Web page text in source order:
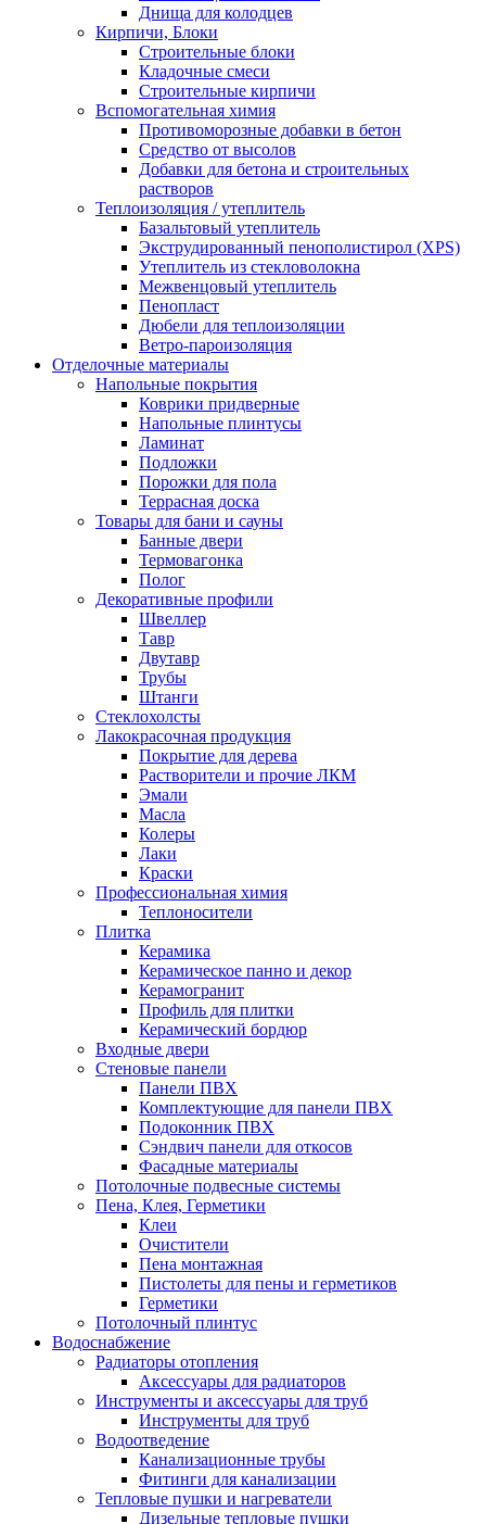
Днища для колодцев
Кирпичи, Блоки
Строительные блоки
Кладочные смеси
Строительные кирпичи
Вспомогательная химия
Противоморозные добавки в бетон
Средство от высолов
Добавки для бетона и строительных
растворов
Теплоизоляция / утеплитель
Базальтовый утеплитель
Экструдированный пенополистирол (XPS)
Утеплитель из стекловолокна
Межвенцовый утеплитель
Пенопласт
Дюбели для теплоизоляции
Ветро-пароизоляция
Отделочные материалы
Напольные покрытия
Коврики придверные
Напольные плинтусы
Ламинат
Подложки
Порожки для пола
Террасная доска
Товары для бани и сауны
Банные двери
Термовагонка
Полог
Декоративные профили
Швеллер
Тавр
Двутавр
Трубы
Штанги
Стеклохолсты
Лакокрасочная продукция
Покрытие для дерева
Растворители и прочие ЛКМ
Эмали
Масла
Колеры
Лаки
Краски
Профессиональная химия
Теплоносители
Плитка
Керамика
Керамическое панно и декор
Керамогранит
Профиль для плитки
Керамический бордюр
Входные двери
Стеновые панели
Панели ПВХ
Комплектующие для панели ПВХ
Подоконник ПВХ
Сэндвич панели для откосов
Фасадные материалы
Потолочные подвесные системы
Пена, Клея, Герметики
Клеи
Очистители
Пена монтажная
Пистолеты для пены и герметиков
Герметики
Потолочный плинтус
Водоснабжение
Радиаторы отопления
Аксессуары для радиаторов
Инструменты и аксессуары для труб
Инструменты для труб
Водоотведение
Канализационные трубы
Фитинги для канализации
Тепловые пушки и нагреватели
Дизельные тепловые пушки